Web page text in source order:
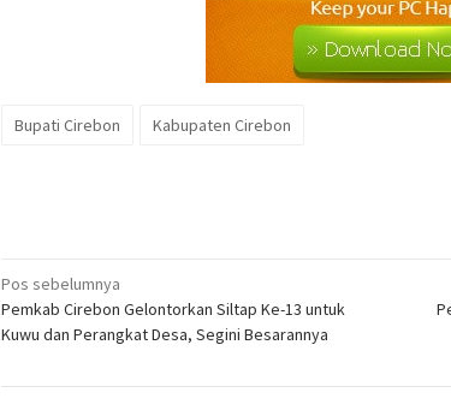
Bupati Cirebon Kabupaten Cirebon
Navigasi
pos
Pos sebelumnya
Pemkab Cirebon Gelontorkan Siltap Ke-13 untuk
Kuwu dan Perangkat Desa, Segini Besarannya